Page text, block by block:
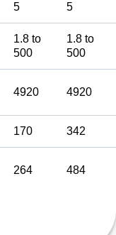
5 5
1.8 to
500
1.8 to
500
4920 4920
170 342
264 484